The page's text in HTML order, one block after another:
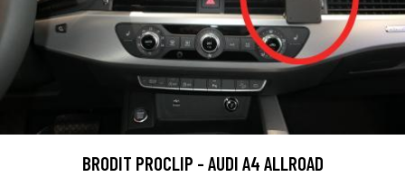
BRODIT PROCLIP - AUDI A4 ALLROAD